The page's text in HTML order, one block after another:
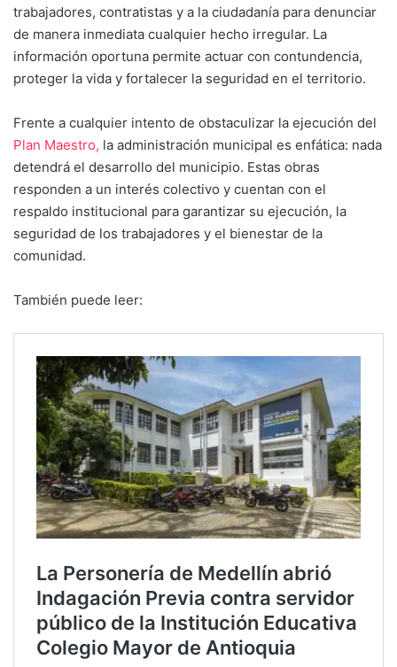
trabajadores, contratistas y a la ciudadanía para denunciar
de manera inmediata cualquier hecho irregular. La
información oportuna permite actuar con contundencia,
proteger la vida y fortalecer la seguridad en el territorio.
Frente a cualquier intento de obstaculizar la ejecución del
Plan Maestro, la administración municipal es enfática: nada
detendrá el desarrollo del municipio. Estas obras
responden a un interés colectivo y cuentan con el
respaldo institucional para garantizar su ejecución, la
seguridad de los trabajadores y el bienestar de la
comunidad.
También puede leer: